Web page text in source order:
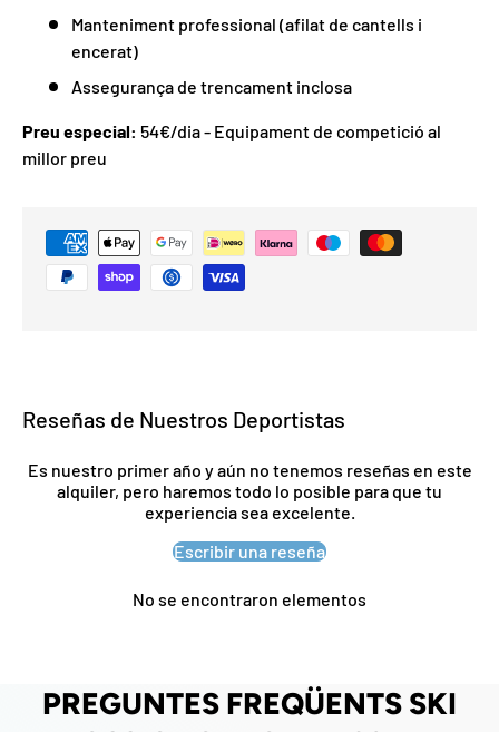
Manteniment professional (afilat de cantells i
encerat)
Assegurança de trencament inclosa
Preu especial: 54€/dia - Equipament de competició al
millor preu
Reseñas de Nuestros Deportistas
Es nuestro primer año y aún no tenemos reseñas en este
alquiler, pero haremos todo lo posible para que tu
experiencia sea excelente.
Escribir una reseña
No se encontraron elementos
PREGUNTES FREQÜENTS SKI